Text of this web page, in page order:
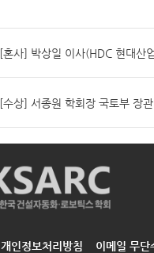
[혼사] 박상일 이사(HDC 현대산
[수상] 서종원 학회장 국토부 장
개인정보처리방침 이메일 무단